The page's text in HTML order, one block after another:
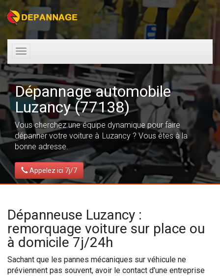
Toggle
navigation
Dépannage automobile
Luzancy (77138)
Vous cherchez une équipe dynamique pour faire
dépanner votre voiture à Luzancy ? Vous êtes à la
bonne adresse.
Appelez ici 7j/7
Dépanneuse Luzancy :
remorquage voiture sur place ou
à domicile 7j/24h
Sachant que les pannes mécaniques sur véhicule ne
préviennent pas souvent, avoir le contact d'une entreprise